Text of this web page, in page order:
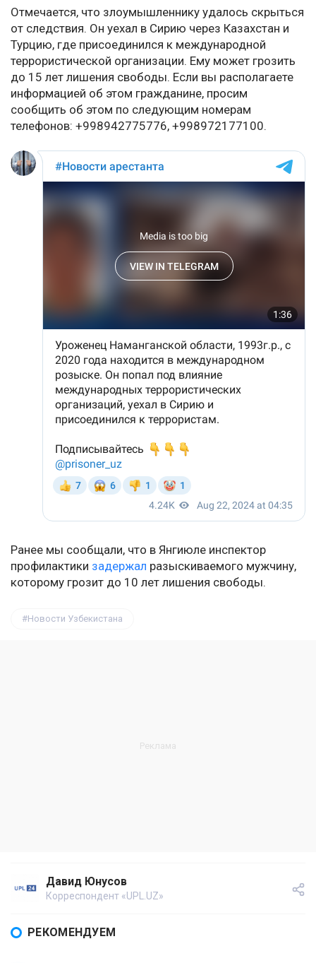
Отмечается, что злоумышленнику удалось скрыться
от следствия. Он уехал в Сирию через Казахстан и
Турцию, где присоединился к международной
террористической организации. Ему может грозить
до 15 лет лишения свободы. Если вы располагаете
информацией об этом гражданине, просим
сообщить об этом по следующим номерам
телефонов: +998942775776, +998972177100.
Ранее мы сообщали, что в Янгиюле инспектор
профилактики задержал разыскиваемого мужчину,
которому грозит до 10 лет лишения свободы.
Новости Узбекистана
Давид Юнусов
Корреспондент «UPL.UZ»
РЕКОМЕНДУЕМ